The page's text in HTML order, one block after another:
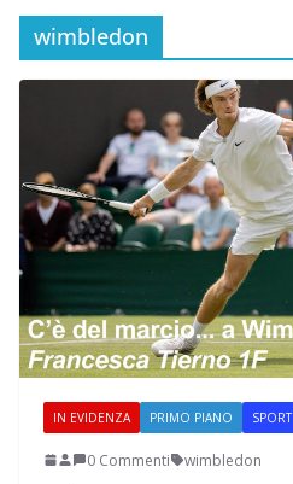
wimbledon
IN EVIDENZA PRIMO PIANO SPORT
0 Commenti wimbledon